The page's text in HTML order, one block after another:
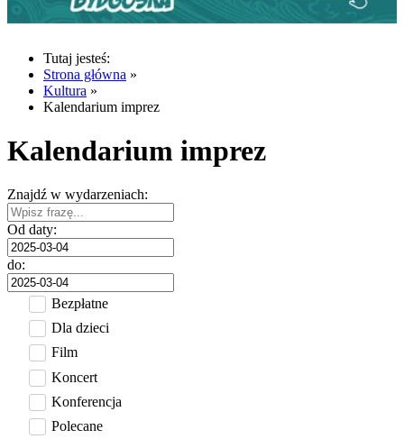
Tutaj jesteś:
Strona główna »
Kultura »
Kalendarium imprez
Kalendarium imprez
Znajdź w wydarzeniach:
Od daty:
do:
Bezpłatne
Dla dzieci
Film
Koncert
Konferencja
Polecane